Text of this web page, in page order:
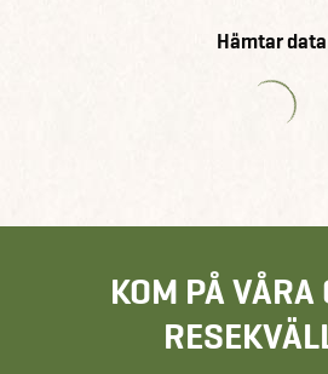
Hämtar data
KOM PÅ VÅRA